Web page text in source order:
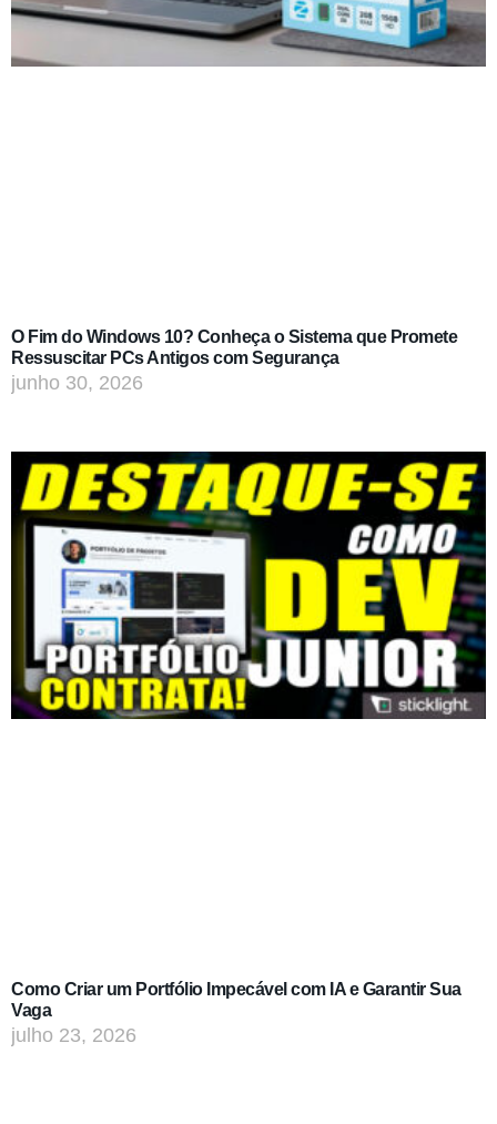
O Fim do Windows 10? Conheça o Sistema que Promete
Ressuscitar PCs Antigos com Segurança
junho 30, 2026
Como Criar um Portfólio Impecável com IA e Garantir Sua
Vaga
julho 23, 2026